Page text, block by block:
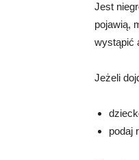
Jest
pojawią,
wystąpić
Jeżeli
podaj